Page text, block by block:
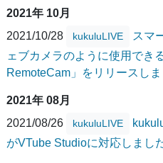
2021年 10月
2021/10/28
kukuluLIVE
スマ
ェブカメラのように使用でき
RemoteCam」をリリースしま
2021年 08月
2021/08/26
kukuluLIVE
がVTube Studioに対応しまし